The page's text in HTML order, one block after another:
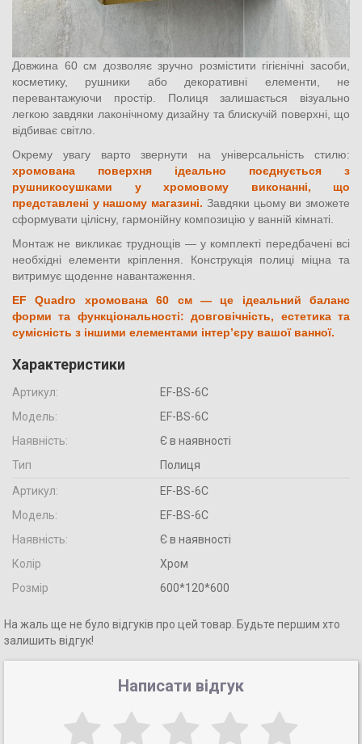
Довжина 60 см дозволяє зручно розмістити гігієнічні засоби,
косметику, рушники або декоративні елементи, не
перевантажуючи простір. Полиця залишається візуально
легкою завдяки лаконічному дизайну та блискучій поверхні, що
відбиває світло.
Окрему увагу варто звернути на універсальність стилю:
хромована поверхня ідеально поєднується з
рушникосушками у хромовому виконанні, що
представлені у нашому магазині. Завдяки цьому ви зможете
сформувати цілісну, гармонійну композицію у ванній кімнаті.
Монтаж не викликає труднощів — у комплекті передбачені всі
необхідні елементи кріплення. Конструкція полиці міцна та
витримує щоденне навантаження.
EF Quadro хромована 60 см — це ідеальний баланс
форми та функціональності: довговічність, естетика та
сумісність з іншими елементами інтер’єру вашої ванної.
Характеристики
Артикул:
EF-BS-6C
Модель:
EF-BS-6C
Наявність:
Є в наявності
Тип
Полиця
Артикул:
EF-BS-6C
Модель:
EF-BS-6C
Наявність:
Є в наявності
Колір
Хром
Розмір
600*120*600
На жаль ще не було відгуків про цей товар. Будьте першим хто
залишить відгук!
Написати відгук